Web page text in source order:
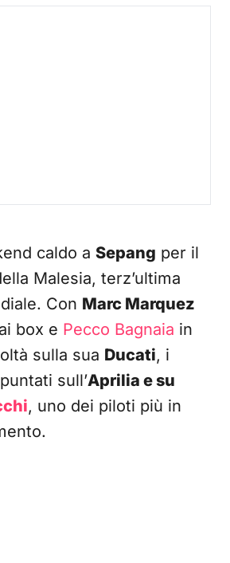
caldo a Sepang per il
Malesia, terz’ultima
Con Marc Marquez
box e Pecco Bagnaia in
sulla sua Ducati, i
sull’Aprilia e su
, uno dei piloti più in